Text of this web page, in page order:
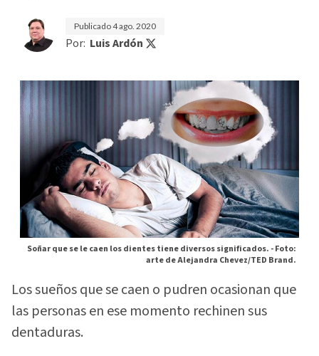
Publicado4 ago. 2020
Por: Luis Ardón
Soñar que se le caen los dientes tiene diversos significados. -Foto:
arte de Alejandra Chevez/TED Brand.
Los sueños que se caen o pudren ocasionan que
las personas en ese momento rechinen sus
dentaduras.